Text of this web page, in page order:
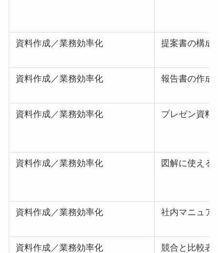
資料作成／業務効率化 提案書の構成
資料作成／業務効率化 報告書の作成
資料作成／業務効率化 プレゼン資料
資料作成／業務効率化 図解に使える
資料作成／業務効率化 社内マニュア
資料作成／業務効率化 競合と比較表